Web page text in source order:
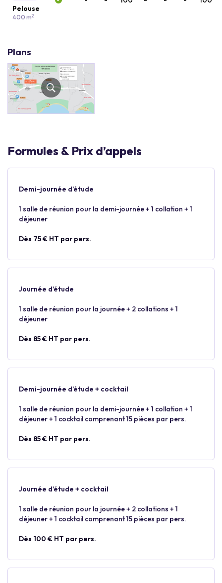
Pelouse
400 m2
Plans
Formules & Prix d’appels
Demi-journée d’étude
1 salle de réunion pour la demi-journée + 1 collation + 1
déjeuner
Dès 75 € HT par pers.
Journée d’étude
1 salle de réunion pour la journée + 2 collations + 1
déjeuner
Dès 85 € HT par pers.
Demi-journée d’étude + cocktail
1 salle de réunion pour la demi-journée + 1 collation + 1
déjeuner + 1 cocktail comprenant 15 pièces par pers.
Dès 85 € HT par pers.
Journée d’étude + cocktail
1 salle de réunion pour la journée + 2 collations + 1
déjeuner + 1 cocktail comprenant 15 pièces par pers.
Dès 100 € HT par pers.